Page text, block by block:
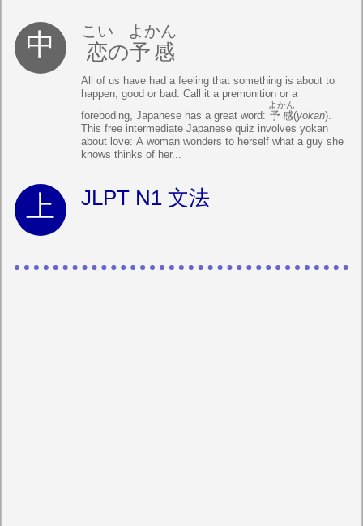
恋
こい
の予感
よかん
All of us have had a feeling that something is about to
happen, good or bad. Call it a premonition or a
foreboding, Japanese has a great word: 予感
よかん
(yokan).
This free intermediate Japanese quiz involves yokan
about love: A woman wonders to herself what a guy she
knows thinks of her...
JLPT N1 文法